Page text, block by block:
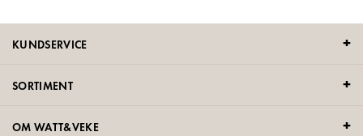
KUNDSERVICE
SORTIMENT
OM WATT&VEKE